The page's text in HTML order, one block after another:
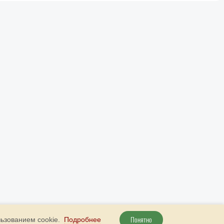
cookie. Подробнее Понятно